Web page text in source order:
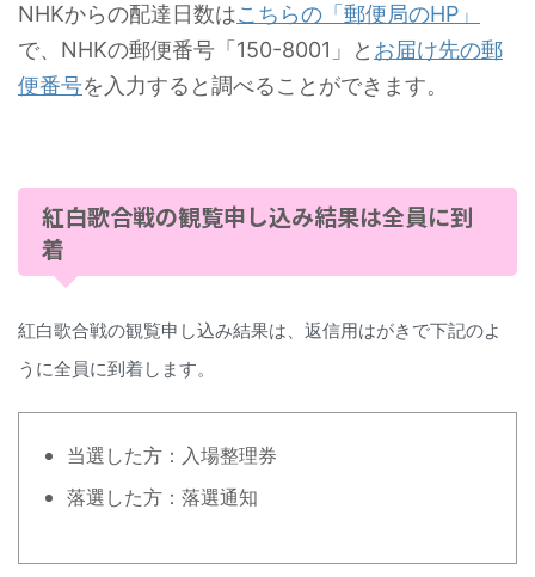
NHKからの配達日数はこちらの「郵便局のHP」
で、NHKの郵便番号「150-8001」と お届け先の郵
便番号を入力すると調べることができます。
紅白歌合戦の観覧申し込み結果は全員に到
着
紅白歌合戦の観覧申し込み結果は、返信用はがきで下記のよ
うに全員に到着します。
当選した方：入場整理券
落選した方：落選通知